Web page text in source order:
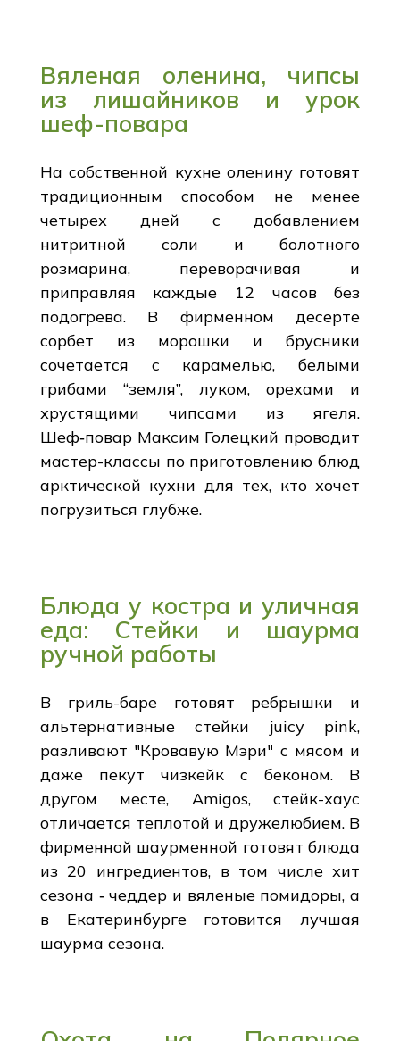
Вяленая оленина, чипсы
из лишайников и урок
шеф-повара
На собственной кухне оленину готовят
традиционным способом не менее
четырех дней с добавлением
нитритной соли и болотного
розмарина, переворачивая и
приправляя каждые 12 часов без
подогрева. В фирменном десерте
сорбет из морошки и брусники
сочетается с карамелью, белыми
грибами “земля”, луком, орехами и
хрустящими чипсами из ягеля.
Шеф‑повар Максим Голецкий проводит
мастер-классы по приготовлению блюд
арктической кухни для тех, кто хочет
погрузиться глубже.
Блюда у костра и уличная
еда: Стейки и шаурма
ручной работы
В гриль-баре готовят ребрышки и
альтернативные стейки juicy pink,
разливают "Кровавую Мэри" с мясом и
даже пекут чизкейк с беконом. В
другом месте, Amigos, стейк-хаус
отличается теплотой и дружелюбием. В
фирменной шаурменной готовят блюда
из 20 ингредиентов, в том числе хит
сезона ‑ чеддер и вяленые помидоры, а
в Екатеринбурге готовится лучшая
шаурма сезона.